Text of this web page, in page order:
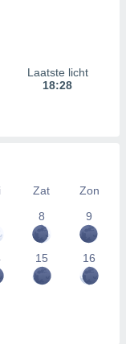
Laatste licht
18:28
Zat
Zon
8 9
15 16